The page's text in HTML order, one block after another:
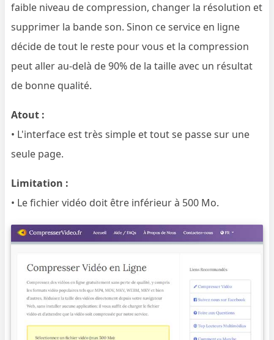
faible niveau de compression, changer la résolution et
supprimer la bande son. Sinon ce service en ligne
décide de tout le reste pour vous et la compression
peut aller au-delà de 90% de la taille avec un résultat
de bonne qualité.
Atout :
• L'interface est très simple et tout se passe sur une
seule page.
Limitation :
• Le fichier vidéo doit être inférieur à 500 Mo.